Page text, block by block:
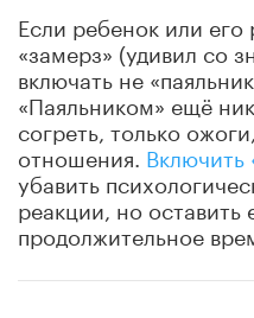
Если ребенок или его
«замерз» (удивил со
включать не
«Паяльником» ещё
согреть, только
отношения. Включить
убавить
реакции, но оставить
продолжительное